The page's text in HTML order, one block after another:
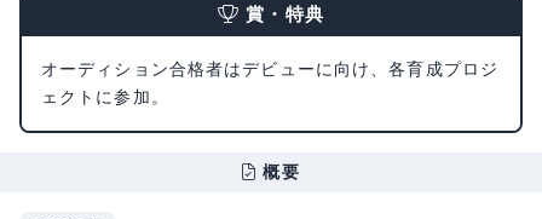
賞・特典
オーディション合格者はデビューに向け、各育成プロジ
ェクトに参加。
概要